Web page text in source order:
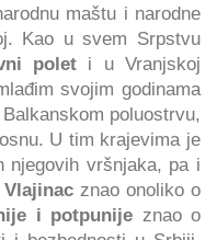
maštu i narodne
Kao u svem Srpstvu
polet i u Vranjskoj
svojim godinama
Balkanskom poluostrvu,
U tim krajevima je
njegovih vršnjaka, pa i
znao onoliko o
i potpunije znao o